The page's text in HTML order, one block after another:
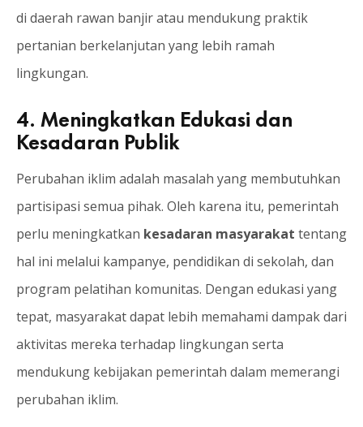
di daerah rawan banjir atau mendukung praktik
pertanian berkelanjutan yang lebih ramah
lingkungan.
4. Meningkatkan Edukasi dan
Kesadaran Publik
Perubahan iklim adalah masalah yang membutuhkan
partisipasi semua pihak. Oleh karena itu, pemerintah
perlu meningkatkan kesadaran masyarakat tentang
hal ini melalui kampanye, pendidikan di sekolah, dan
program pelatihan komunitas. Dengan edukasi yang
tepat, masyarakat dapat lebih memahami dampak dari
aktivitas mereka terhadap lingkungan serta
mendukung kebijakan pemerintah dalam memerangi
perubahan iklim.